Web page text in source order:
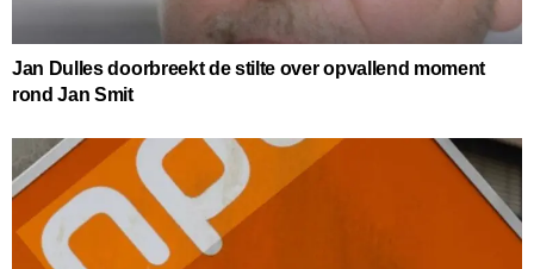
Jan Dulles doorbreekt de stilte over opvallend moment
rond Jan Smit